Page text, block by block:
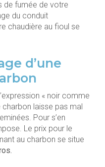
de fumée de votre
du conduit
chaudière au fioul se
d’une
« noir comme
charbon laisse pas mal
Pour s’en
Le prix pour le
au charbon se situe